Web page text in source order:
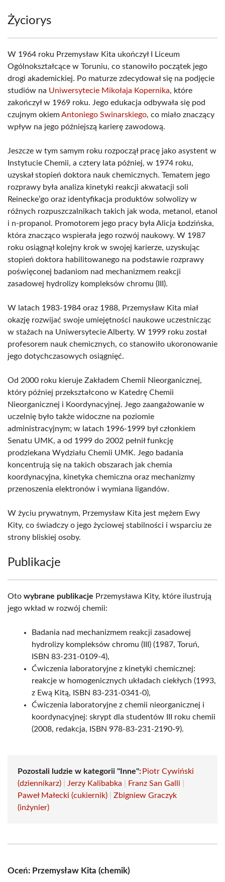
Życiorys
W 1964 roku Przemysław Kita ukończył I Liceum
Ogólnokształcące w Toruniu, co stanowiło początek jego
drogi akademickiej. Po maturze zdecydował się na podjęcie
studiów na Uniwersytecie Mikołaja Kopernika, które
zakończył w 1969 roku. Jego edukacja odbywała się pod
czujnym okiemAntoniego Swinarskiego, co miało znaczący
wpływ na jego późniejszą karierę zawodową.
Jeszcze w tym samym roku rozpoczął pracę jako asystent w
Instytucie Chemii, a cztery lata później, w 1974 roku,
uzyskał stopień doktora nauk chemicznych. Tematem jego
rozprawy była analiza kinetyki reakcji akwatacji soli
Reinecke’go oraz identyfikacja produktów solwolizy w
różnych rozpuszczalnikach takich jak woda, metanol, etanol
i n-propanol. Promotorem jego pracy była Alicja Łodzińska,
która znacząco wspierała jego rozwój naukowy. W 1987
roku osiągnął kolejny krok w swojej karierze, uzyskując
stopień doktora habilitowanego na podstawie rozprawy
poświęconej badaniom nad mechanizmem reakcji
zasadowej hydrolizy kompleksów chromu (III).
W latach 1983-1984 oraz 1988, Przemysław Kita miał
okazję rozwijać swoje umiejętności naukowe uczestnicząc
w stażach na Uniwersytecie Alberty. W 1999 roku został
profesorem nauk chemicznych, co stanowiło ukoronowanie
jego dotychczasowych osiągnięć.
Od 2000 roku kieruje Zakładem Chemii Nieorganicznej,
który później przekształcono w Katedrę Chemii
Nieorganicznej i Koordynacyjnej. Jego zaangażowanie w
uczelnię było także widoczne na poziomie
administracyjnym; w latach 1996-1999 był członkiem
Senatu UMK, a od 1999 do 2002 pełnił funkcję
prodziekana Wydziału Chemii UMK. Jego badania
koncentrują się na takich obszarach jak chemia
koordynacyjna, kinetyka chemiczna oraz mechanizmy
przenoszenia elektronów i wymiana ligandów.
W życiu prywatnym, Przemysław Kita jest mężem Ewy
Kity, co świadczy o jego życiowej stabilności i wsparciu ze
strony bliskiej osoby.
Publikacje
Oto wybrane publikacje Przemysława Kity, które ilustrują
jego wkład w rozwój chemii:
Badania nad mechanizmem reakcji zasadowej
hydrolizy kompleksów chromu (III) (1987, Toruń,
ISBN 83-231-0109-4),
Ćwiczenia laboratoryjne z kinetyki chemicznej:
reakcje w homogenicznych układach ciekłych (1993,
z Ewą Kitą, ISBN 83-231-0341-0),
Ćwiczenia laboratoryjne z chemii nieorganicznej i
koordynacyjnej: skrypt dla studentów III roku chemii
(2008, redakcja, ISBN 978-83-231-2190-9).
Pozostali ludzie w kategorii "Inne": Piotr Cywiński
(dziennikarz)
Jerzy Kalibabka Franz San Galli
Paweł Małecki (cukiernik)
Zbigniew Graczyk
(inżynier)
Oceń: Przemysław Kita (chemik)